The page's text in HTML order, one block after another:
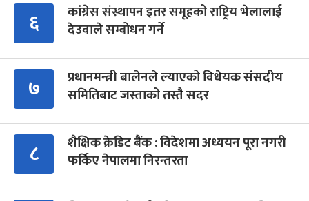
६
कांग्रेस संस्थापन इतर समूहको राष्ट्रिय भेलालाई
देउवाले सम्बोधन गर्ने
७
प्रधानमन्त्री बालेनले ल्याएको विधेयक संसदीय
समितिबाट जस्ताको तस्तै सदर
८
शैक्षिक क्रेडिट बैंक : विदेशमा अध्ययन पूरा नगरी
फर्किए नेपालमा निरन्तरता